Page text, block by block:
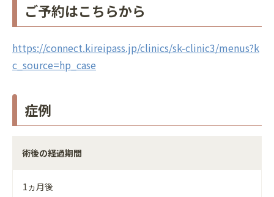
ご予約はこちらから
https://connect.kireipass.jp/clinics/sk-clinic3/menus?k
c_source=hp_case
症例
術後の経過期間
1ヵ月後